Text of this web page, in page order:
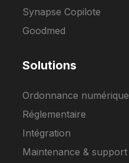
Synapse Copilote
Goodmed
Solutions
Ordonnance numérique
Réglementaire
Intégration
Maintenance & support